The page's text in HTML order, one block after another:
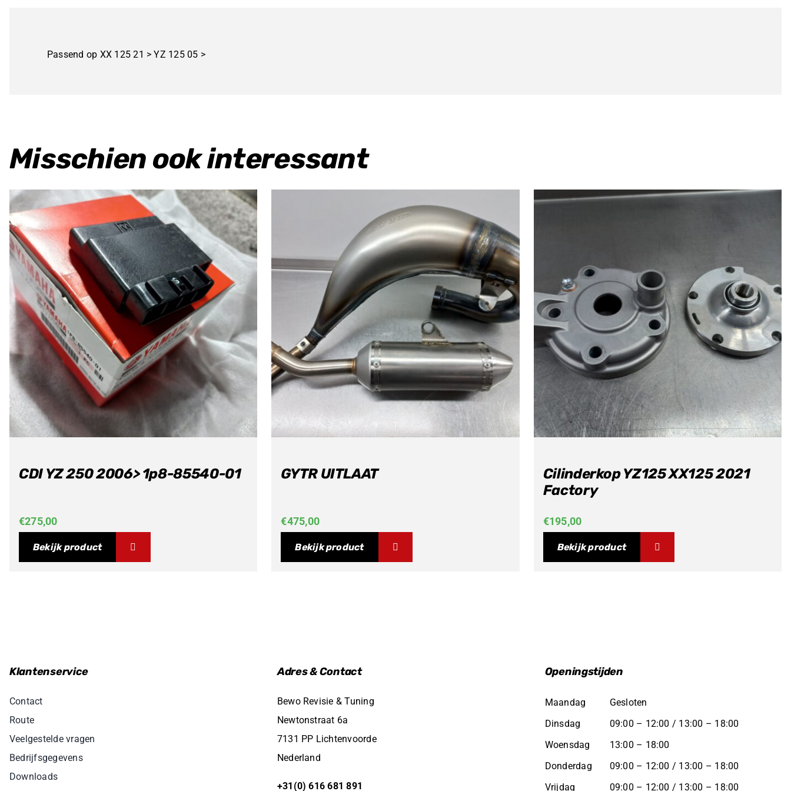
Passend op XX 125 21 > YZ 125 05 >
Misschien ook interessant
CDI YZ 250 2006> 1p8-85540-01
€275,00
Bekijk product
GYTR UITLAAT
€475,00
Bekijk product
Cilinderkop YZ125 XX125 2021
Factory
€195,00
Bekijk product
Klantenservice
Contact
Route
Veelgestelde vragen
Bedrijfsgegevens
Downloads
Adres & Contact
Bewo Revisie & Tuning
Newtonstraat 6a
7131 PP Lichtenvoorde
Nederland
+31(0) 616 681 891
Openingstijden
Maandag
Gesloten
Dinsdag
09:00 – 12:00 / 13:00 – 18:00
Woensdag
13:00 – 18:00
Donderdag
09:00 – 12:00 / 13:00 – 18:00
Vrijdag
09:00 – 12:00 / 13:00 – 18:00